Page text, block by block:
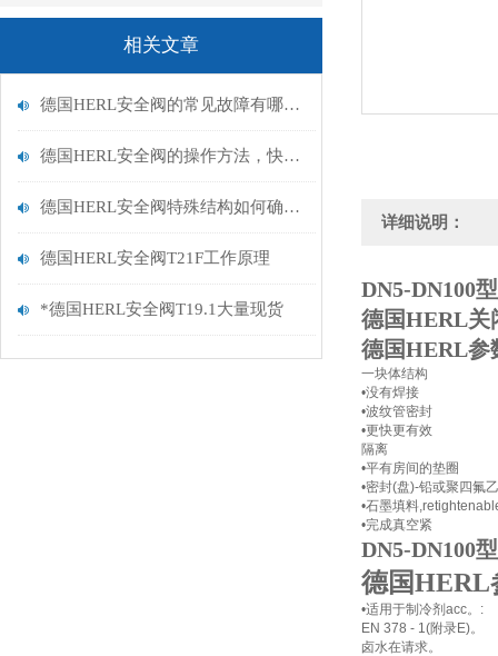
相关文章
德国HERL安全阀的常见故障有哪些？如何解决？
德国HERL安全阀的操作方法，快来学习下吧
德国HERL安全阀特殊结构如何确定？
德国HERL安全阀T21F工作原理
*德国HERL安全阀T19.1大量现货
详细说明：
DN5-DN100
德国HERL关
德国HERL参
一块体结构
•没有焊接
•波纹管密封
•更快更有效
隔离
•平有房间的垫圈
•密封(盘)-铅或聚四氟
•石墨填料
•完成真空紧
DN5-DN100
德国HERL
•适用于制冷剂acc。 :
EN 378 - 1(附录E)。
卤水在请求。